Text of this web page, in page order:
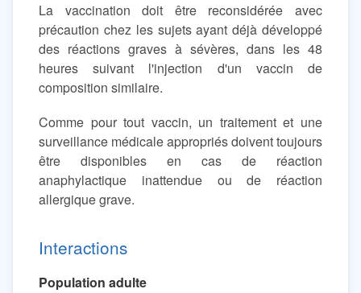
La vaccination doit être reconsidérée avec
précaution chez les sujets ayant déjà développé
des réactions graves à sévères, dans les 48
heures suivant l'injection d'un vaccin de
composition similaire.
Comme pour tout vaccin, un traitement et une
surveillance médicale appropriés doivent toujours
être disponibles en cas de réaction
anaphylactique inattendue ou de réaction
allergique grave.
Interactions
Population adulte